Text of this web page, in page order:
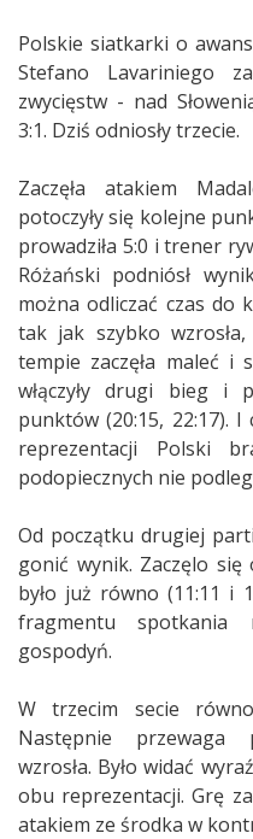
Polskie siatkarki o
Stefano Lavariniego
zwycięstw - nad
3:1. Dziś odniosły trzecie.
Zaczęła atakiem
potoczyły się kolejne
prowadziła 5:0 i trener
Różański podniósł
można odliczać czas do
tak jak szybko
tempie zaczęła maleć i
włączyły drugi bieg i
punktów (20:15, 22:17).
reprezentacji Polski
podopiecznych nie
Od początku drugiej
gonić wynik. Zaczęlo się
było już równo (11:11 i
fragmentu spotkania
gospodyń.
W trzecim secie
Następnie przewaga
wzrosła. Było widać
obu reprezentacji. Grę
atakiem ze środka w